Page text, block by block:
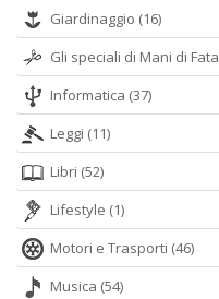
Giardinaggio (16)
Gli speciali di Mani di Fata
Informatica (37)
Leggi (11)
Libri (52)
Lifestyle (1)
Motori e Trasporti (46)
Musica (54)